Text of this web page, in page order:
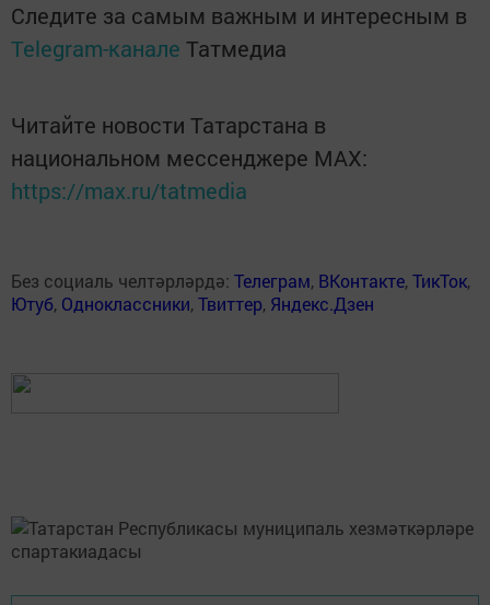
Следите за самым важным и интересным в
Telegram-канале Татмедиа
Читайте новости Татарстана в
национальном мессенджере MАХ:
https://max.ru/tatmedia
Без социаль челтәрләрдә: Телеграм, ВКонтакте,ТикТок,
Ютуб, Одноклассники,Твиттер, Яндекс.Дзен